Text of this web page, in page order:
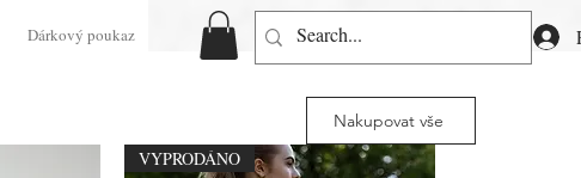
Dárkový poukaz
Nakupovat vše
VYPRODÁNO